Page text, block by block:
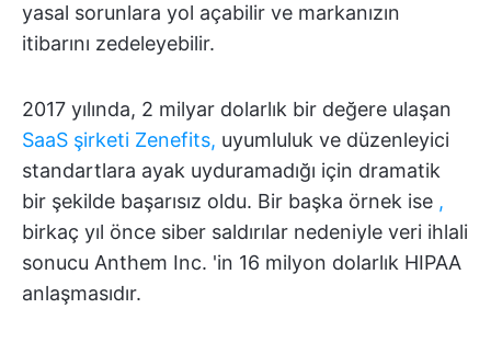
yasal sorunlara yol açabilir ve markanızın
itibarını zedeleyebilir.
2017 yılında, 2 milyar dolarlık bir değere ulaşan
SaaS şirketi Zenefits, uyumluluk ve düzenleyici
standartlara ayak uyduramadığı için dramatik
bir şekilde başarısız oldu. Bir başka örnek ise ,
birkaç yıl önce siber saldırılar nedeniyle veri ihlali
sonucu Anthem Inc. 'in 16 milyon dolarlık HIPAA
anlaşmasıdır.